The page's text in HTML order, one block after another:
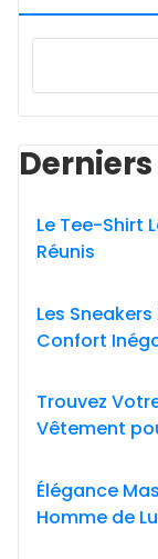
Le Tee-Shirt
Réunis
Les
Confort
Trouvez
Vêtement
Élégance
Homme de